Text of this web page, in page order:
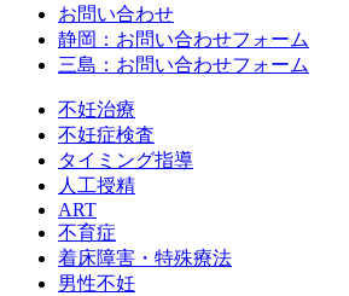
お問い合わせ
静岡：お問い合わせフォーム
三島：お問い合わせフォーム
不妊治療
不妊症検査
タイミング指導
人工授精
ART
不育症
着床障害・特殊療法
男性不妊